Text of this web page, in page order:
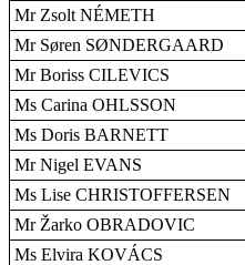
Mr Zsolt NÉMETH
Mr Søren SØNDERGAARD
Mr Boriss CILEVICS
Ms Carina OHLSSON
Ms Doris BARNETT
Mr Nigel EVANS
Ms Lise CHRISTOFFERSEN
Mr Žarko OBRADOVIC
Ms Elvira KOVÁCS